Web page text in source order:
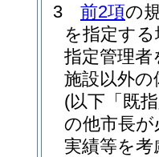
3
前2項の
を指定する
指定管理
施設以外
(以下「既
の他市長
実績等を